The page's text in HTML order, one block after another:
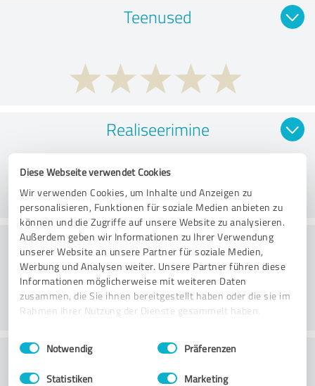
Diese Webseite verwendet Cookies
Wir verwenden Cookies, um Inhalte und Anzeigen zu
personalisieren, Funktionen für soziale Medien anbieten zu
können und die Zugriffe auf unsere Website zu analysieren.
Außerdem geben wir Informationen zu Ihrer Verwendung
unserer Website an unsere Partner für soziale Medien,
Werbung und Analysen weiter. Unsere Partner führen diese
Informationen möglicherweise mit weiteren Daten
zusammen, die Sie ihnen bereitgestellt haben oder die sie im
Rahmen Ihrer Nutzung der Dienste gesammelt haben.
Impressum Datenschutzbestimmungen
Einwilligungsauswahl
Notwendig Präferenzen
Statistiken Marketing
Teenused
Realiseerimine
Konsultatsioon
Klienditeenindus